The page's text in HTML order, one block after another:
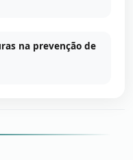
na prevenção de